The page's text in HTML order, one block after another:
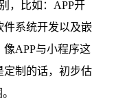
，比如：APP开
系统开发以及嵌
APP与小程序这
制的话，初步估